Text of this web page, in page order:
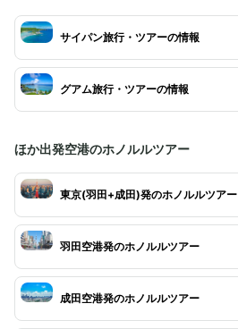
サイパン旅行・ツアーの情報
グアム旅行・ツアーの情報
ほか出発空港のホノルルツアー
東京(羽田+成田)発のホノルルツアー
羽田空港発のホノルルツアー
成田空港発のホノルルツアー